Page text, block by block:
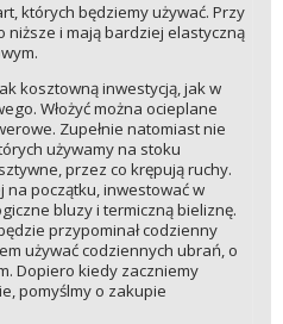
których będziemy używać. Przy
niższe i mają bardziej elastyczną
kosztowną inwestycją, jak w
Włożyć można ocieplane
Zupełnie natomiast nie
używamy na stoku
przez co krępują ruchy.
początku, inwestować w
bluzy i termiczną bieliznę.
przypominał codzienny
używać codziennych ubrań, o
Dopiero kiedy zaczniemy
pomyślmy o zakupie